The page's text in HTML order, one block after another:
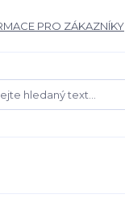
PRO ZÁKAZNÍKY